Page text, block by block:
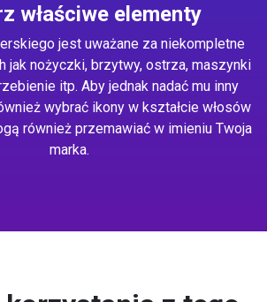
właściwe elementy
jest uważane za niekompletne
jak nożyczki, brzytwy, ostrza, maszynki
itp. Aby jednak nadać mu inny
wybrać ikony w kształcie włosów
również przemawiać w imieniu Twoja
marka.